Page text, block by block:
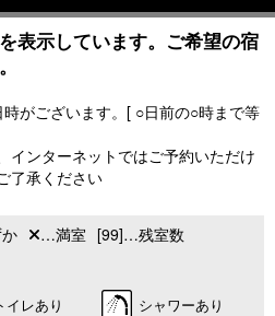
表示しています。ご希望の宿
がございます。[ ○日前の○時まで等
インターネットではご予約いただけ
了承ください
…満室 [99]…残室数
イレあり
シャワーあり